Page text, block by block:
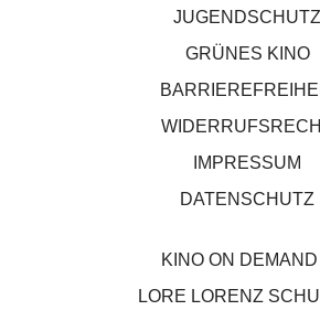
JUGENDSCHUTZ
GRÜNES KINO
IMPRESSUM
DATENSCHUTZ
KINO ON DEMAND
LORE LORENZ